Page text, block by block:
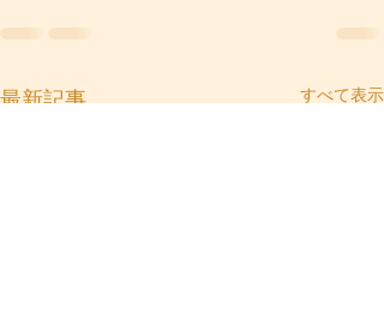
最新記事 すべて表示